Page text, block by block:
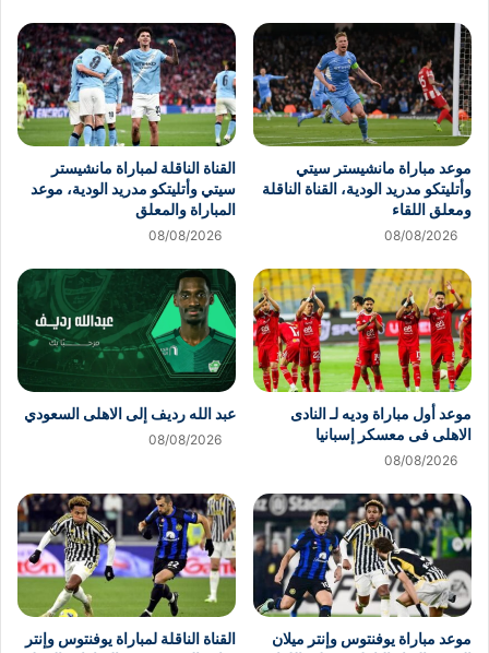
موعد مباراة مانشيستر سيتي
وأتليتكو مدريد الودية، القناة الناقلة
ومعلق اللقاء
08/08/2026
القناة الناقلة لمباراة مانشيستر
سيتي وأتليتكو مدريد الودية، موعد
المباراة والمعلق
08/08/2026
موعد أول مباراة وديه لـ النادى
الاهلى فى معسكر إسبانيا
08/08/2026
عبد الله رديف إلى الاهلى السعودي
08/08/2026
موعد مباراة يوفنتوس وإنتر ميلان
القناة الناقلة لمباراة يوفنتوس وإنتر